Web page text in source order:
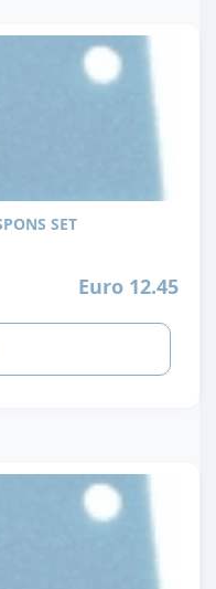
SET
Euro 12.45